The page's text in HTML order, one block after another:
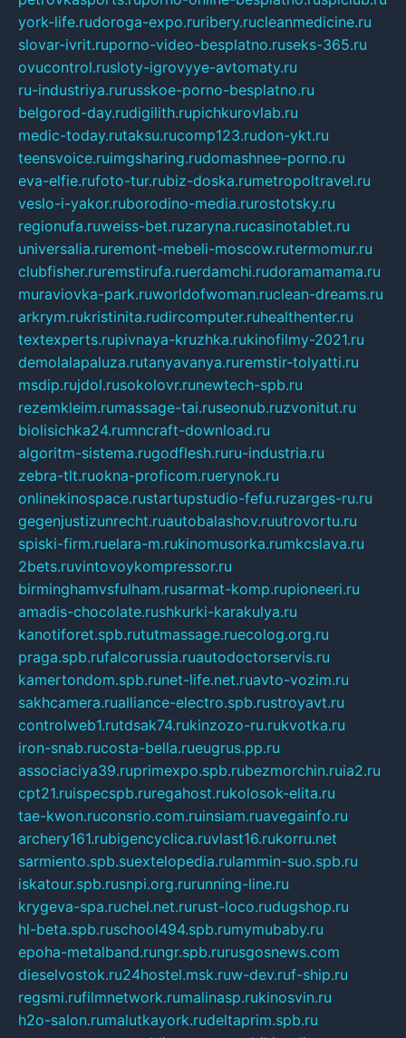
york-life.rudoroga-expo.ruribery.rucleanmedicine.ru
slovar-ivrit.ruporno-video-besplatno.ruseks-365.ru
ovucontrol.rusloty-igrovyye-avtomaty.ru
ru-industriya.rurusskoe-porno-besplatno.ru
belgorod-day.rudigilith.rupichkurovlab.ru
medic-today.rutaksu.rucomp123.rudon-ykt.ru
teensvoice.ruimgsharing.rudomashnee-porno.ru
eva-elfie.rufoto-tur.rubiz-doska.rumetropoltravel.ru
veslo-i-yakor.ruborodino-media.rurostotsky.ru
regionufa.ruweiss-bet.ruzaryna.rucasinotablet.ru
universalia.ruremont-mebeli-moscow.rutermomur.ru
clubfisher.ruremstirufa.ruerdamchi.rudoramamama.ru
muraviovka-park.ruworldofwoman.ruclean-dreams.ru
arkrym.rukristinita.rudircomputer.ruhealthenter.ru
textexperts.rupivnaya-kruzhka.rukinofilmy-2021.ru
demolalapaluza.rutanyavanya.ruremstir-tolyatti.ru
msdip.rujdol.rusokolovr.runewtech-spb.ru
rezemkleim.rumassage-tai.ruseonub.ruzvonitut.ru
biolisichka24.rumncraft-download.ru
algoritm-sistema.rugodflesh.ruru-industria.ru
zebra-tlt.ruokna-proficom.ruerynok.ru
onlinekinospace.rustartupstudio-fefu.ruzarges-ru.ru
gegenjustizunrecht.ruautobalashov.ruutrovortu.ru
spiski-firm.ruelara-m.rukinomusorka.rumkcslava.ru
2bets.ruvintovoykompressor.ru
birminghamvsfulham.rusarmat-komp.rupioneeri.ru
amadis-chocolate.rushkurki-karakulya.ru
kanotiforet.spb.rututmassage.ruecolog.org.ru
praga.spb.rufalcorussia.ruautodoctorservis.ru
kamertondom.spb.runet-life.net.ruavto-vozim.ru
sakhcamera.rualliance-electro.spb.rustroyavt.ru
controlweb1.rutdsak74.rukinzozo-ru.rukvotka.ru
iron-snab.rucosta-bella.rueugrus.pp.ru
associaciya39.ruprimexpo.spb.rubezmorchin.ruia2.ru
cpt21.ruispecspb.ruregahost.rukolosok-elita.ru
tae-kwon.ruconsrio.com.ruinsiam.ruavegainfo.ru
archery161.rubigencyclica.ruvlast16.rukorru.net
sarmiento.spb.suextelopedia.rulammin-suo.spb.ru
iskatour.spb.rusnpi.org.rurunning-line.ru
krygeva-spa.ruchel.net.rurust-loco.rudugshop.ru
hl-beta.spb.ruschool494.spb.rumymubaby.ru
epoha-metalband.rungr.spb.rurusgosnews.com
dieselvostok.ru24hostel.msk.ruw-dev.ruf-ship.ru
regsmi.rufilmnetwork.rumalinasp.rukinosvin.ru
h2o-salon.rumalutkayork.rudeltaprim.spb.ru